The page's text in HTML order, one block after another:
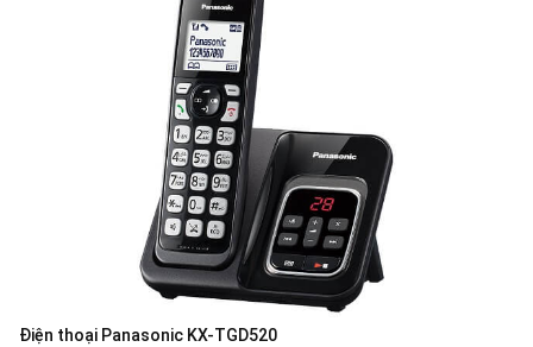
Điện thoại Panasonic KX-TGD520